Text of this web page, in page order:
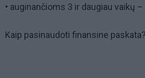
• auginančioms 3 ir daugiau vaikų
Kaip pasinaudoti finansine paskata?